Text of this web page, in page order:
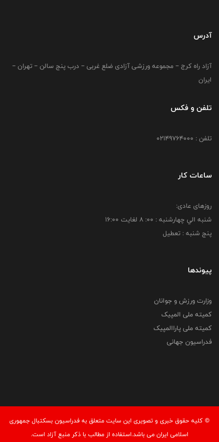
آدرس
آزاد راه کرج – مجموعه ورزشی آزادی ضلع غربی – درب پنج سالن – تهران –
ایران
تلفن و فکس
تلفن : 02149764000
ساعات کار
روزهای عادی:
شنبه الي چهارشنبه : 00: 8 لغايت 16:00
پنج شنبه : تعطیل
پیوندها
وزارت ورزش و جوانان
کمیته ملی المپیک
کمیته ملی پاراالمپیک
فدراسیون جهانی
© کليه حقوق خبری و تصويری اين سايت متعلق به فدراسیون بسکتبال جمهوری
اسلامی ایران می باشد.استفاده از مطالب با ذكر منبع آزاد است.